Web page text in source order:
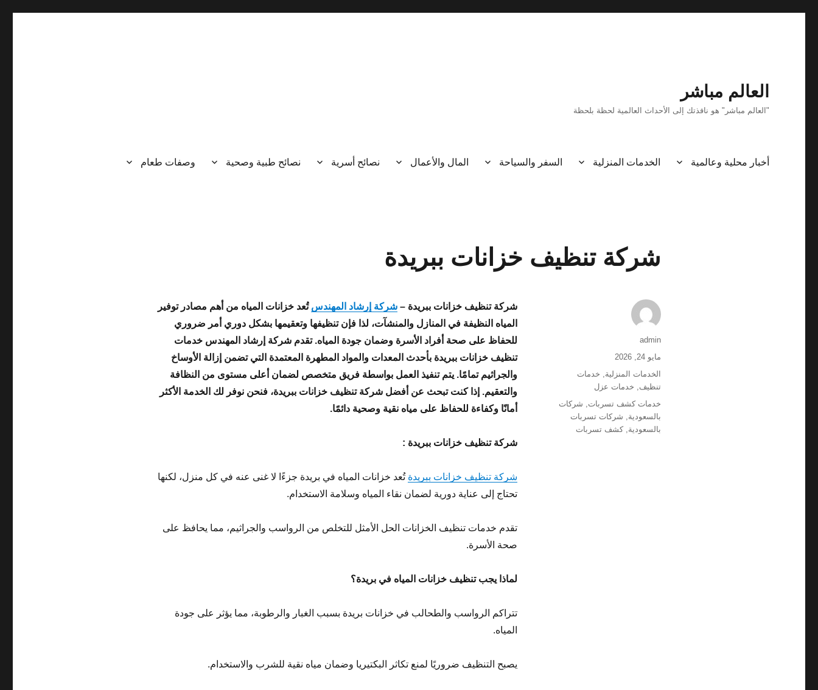
العالم مباشر
"العالم مباشر" هو نافذتك إلى الأحداث العالمية لحظة بلحظة
أخبار محلية وعالمية الخدمات المنزلية السفر والسياحة المال والأعمال نصائح أسرية نصائح طبية وصحية وصفات طعام
شركة تنظيف خزانات ببريدة
شركة تنظيف خزانات ببريدة –شركة إرشاد المهندس تُعد خزانات المياه من أهم مصادر توفير
المياه النظيفة في المنازل والمنشآت، لذا فإن تنظيفها وتعقيمها بشكل دوري أمر ضروري
للحفاظ على صحة أفراد الأسرة وضمان جودة المياه. تقدم شركة إرشاد المهندس خدمات
تنظيف خزانات ببريدة بأحدث المعدات والمواد المطهرة المعتمدة التي تضمن إزالة الأوساخ
والجراثيم تمامًا. يتم تنفيذ العمل بواسطة فريق متخصص لضمان أعلى مستوى من النظافة
والتعقيم. إذا كنت تبحث عن أفضل شركة تنظيف خزانات ببريدة، فنحن نوفر لك الخدمة الأكثر
أمانًا وكفاءة للحفاظ على مياه نقية وصحية دائمًا.
شركة تنظيف خزانات ببريدة :
شركة تنظيف خزانات ببريدة تُعد خزانات المياه في بريدة جزءًا لا غنى عنه في كل منزل، لكنها
تحتاج إلى عناية دورية لضمان نقاء المياه وسلامة الاستخدام.
تقدم خدمات تنظيف الخزانات الحل الأمثل للتخلص من الرواسب والجراثيم، مما يحافظ على
صحة الأسرة.
لماذا يجب تنظيف خزانات المياه في بريدة؟
تتراكم الرواسب والطحالب في خزانات بريدة بسبب الغبار والرطوبة، مما يؤثر على جودة
المياه.
يصبح التنظيف ضروريًا لمنع تكاثر البكتيريا وضمان مياه نقية للشرب والاستخدام.
الكاتب
admin
نُشرت
في
مايو 24, 2026
التصنيفات
الخدمات المنزلية, خدمات
تنظيف, خدمات عزل
الوسوم
خدمات كشف تسربات, شركات
بالسعودية, شركات تسربات
بالسعودية,كشف تسربات